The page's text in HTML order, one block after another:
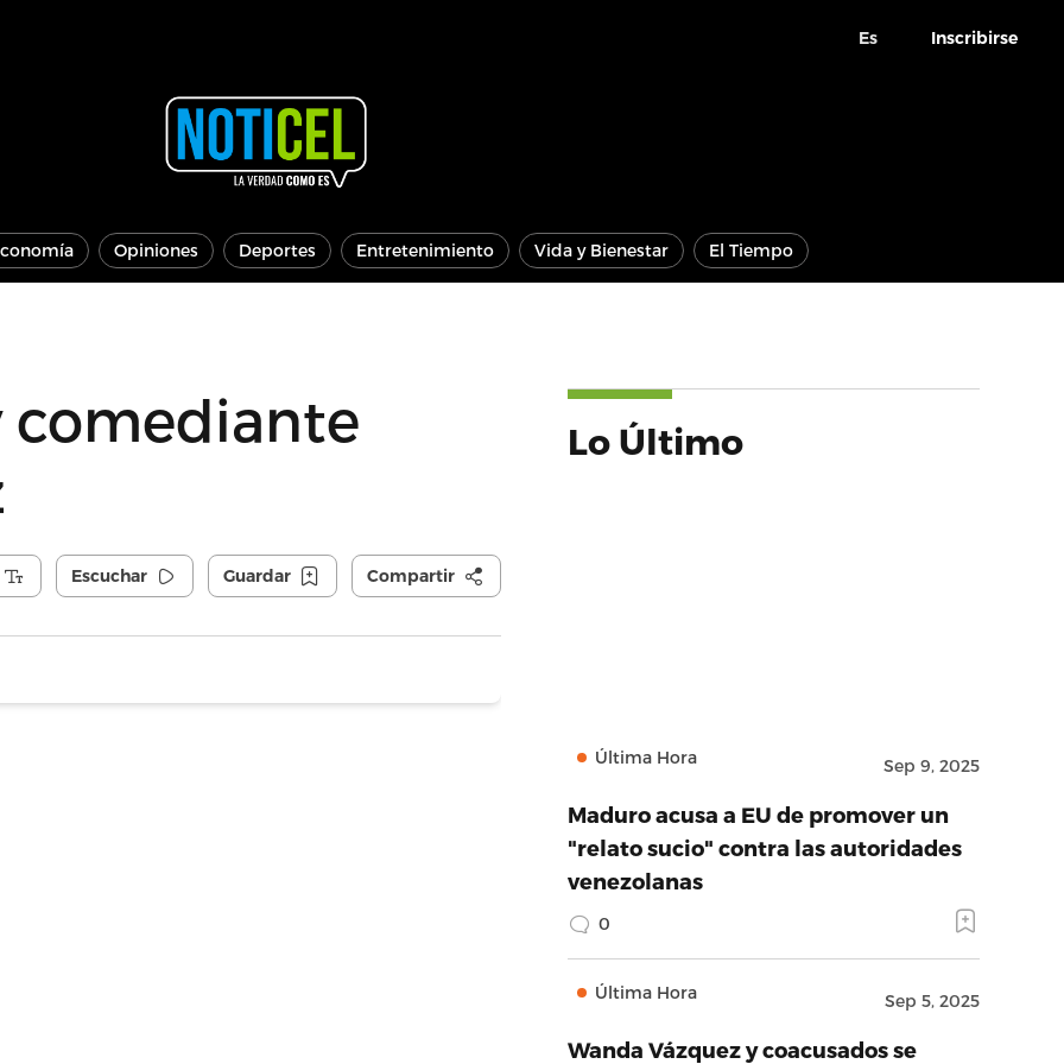
Es Inscribirse
Opiniones Deportes Entretenimiento Vida y Bienestar El Tiempo
comediante
Escuchar Guardar Compartir
Lo Último
Última Hora Sep 9, 2025
Maduro acusa a EU de promover un
"relato sucio" contra las autoridades
venezolanas
0
Última Hora Sep 5, 2025
Wanda Vázquez y coacusados se